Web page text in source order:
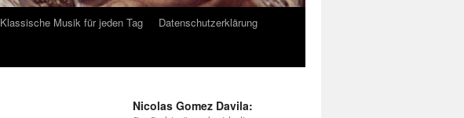
Klassische Musik für jeden Tag
Datenschutzerklärung
Nicolas Gomez Davila: